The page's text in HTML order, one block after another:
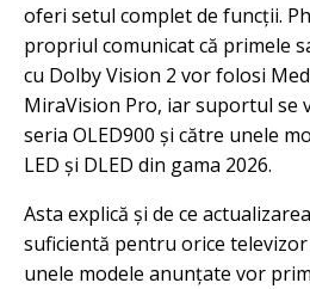
oferi setul complet de funcții.
propriul comunicat că primele
cu Dolby Vision 2 vor folosi
MiraVision Pro, iar suportul se
seria OLED900 și către unele
LED și DLED din gama 2026.
Asta explică și de ce
suficientă pentru orice televizor
unele modele anunțate vor